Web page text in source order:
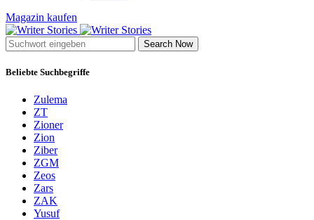
Magazin kaufen
Search Now
Beliebte Suchbegriffe
Zulema
ZT
Zioner
Zion
Ziber
ZGM
Zeos
Zars
ZAK
Yusuf